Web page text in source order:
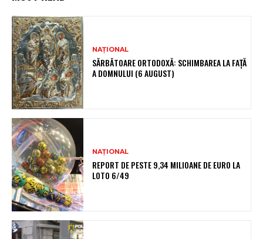
NAȚIONAL
SĂRBĂTOARE ORTODOXĂ: SCHIMBAREA LA FAȚĂ
A DOMNULUI (6 AUGUST)
NAȚIONAL
REPORT DE PESTE 9,34 MILIOANE DE EURO LA
LOTO 6/49